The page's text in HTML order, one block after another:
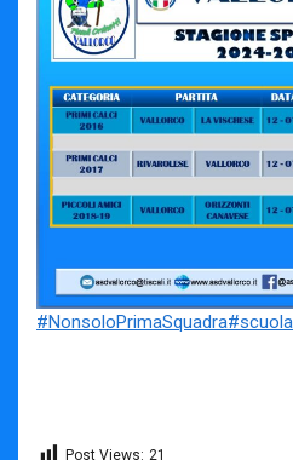
#NonsoloPrimaSquadra
Post Views: 21